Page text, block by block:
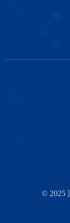
© 2025